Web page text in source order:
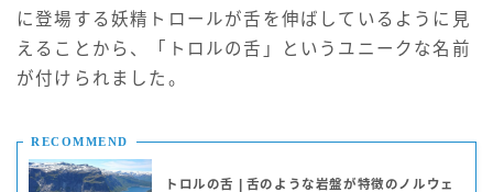
に登場する妖精トロールが舌を伸ばしているように見
えることから、「トロルの舌」というユニークな名前
が付けられました。
RECOMMEND
トロルの舌 | 舌のような岩盤が特徴のノルウェ